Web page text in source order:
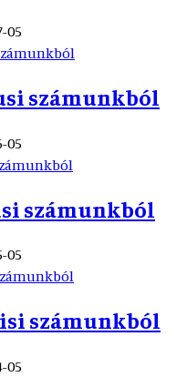
05
számunkból
05
számunkból
05
számunkból
05